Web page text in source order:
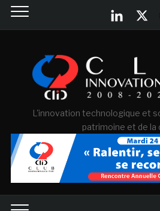
L'innovation technologique et
patrimoine et de la